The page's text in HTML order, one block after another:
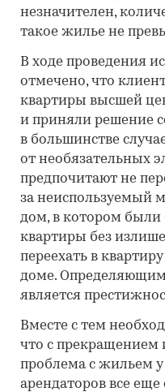
незначителен,
такое жилье не
В ходе проведения
отмечено, что
квартиры высшей
и приняли решение
в большинстве
от необязательных
предпочитают не
за неиспользуемый
дом, в котором были
квартиры без
переехать в
доме.
является
Вместе с тем
что с прекращением
проблема с жильем
арендаторов все